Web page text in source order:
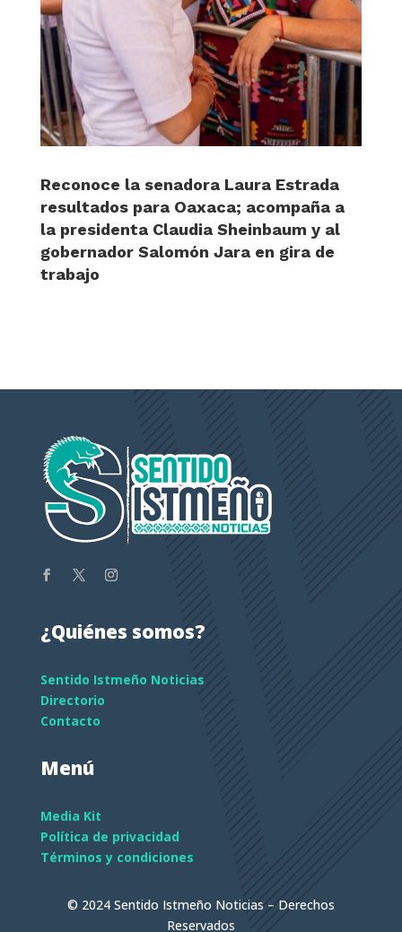
Reconoce la senadora Laura Estrada
resultados para Oaxaca; acompaña a
la presidenta Claudia Sheinbaum y al
gobernador Salomón Jara en gira de
trabajo
¿Quiénes somos?
Sentido Istmeño Noticias
Directorio
Contacto
Menú
Media Kit
Política de privacidad
Términos y condiciones
© 2024 Sentido Istmeño Noticias – Derechos
Reservados